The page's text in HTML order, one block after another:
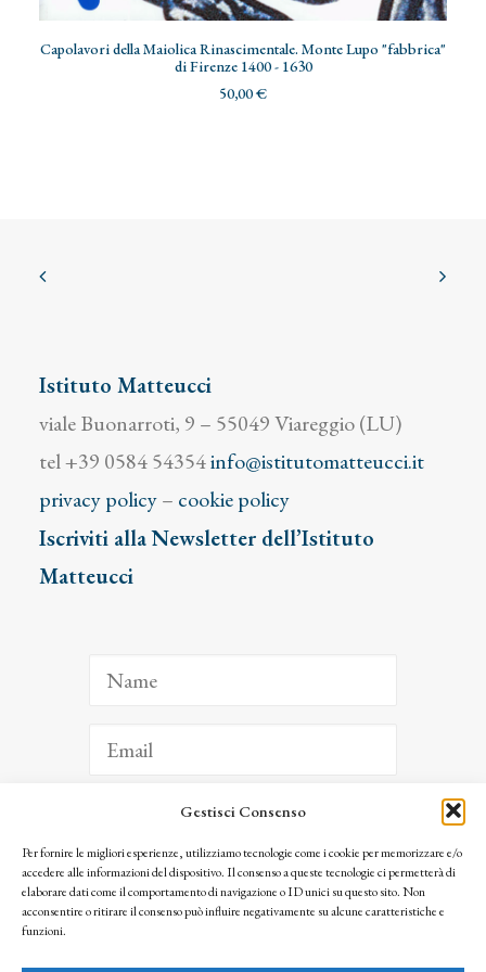
Gestisci Consenso
Per fornire le migliori esperienze, utilizziamo tecnologie come i cookie per memorizzare e/o
accedere alle informazioni del dispositivo. Il consenso a queste tecnologie ci permetterà di
elaborare dati come il comportamento di navigazione o ID unici su questo sito. Non
acconsentire o ritirare il consenso può influire negativamente su alcune caratteristiche e
funzioni.
AGGIUNGI AL CARRELLO
Capolavori della Maiolica Rinascimentale. Monte Lupo "fabbrica"
di Firenze 1400 - 1630
50,00€
Istituto Matteucci
viale Buonarroti, 9 – 55049 Viareggio (LU)
tel +39 0584 54354info@istitutomatteucci.it
privacy policy– cookie policy
Iscriviti alla Newsletter dell’Istituto
Matteucci
ISCRIVITI
Facendo clic per iscriverti, riconosci che le tue informazioni saranno trattate
seguendo la nostra Privacy Policy
© 2025 Istituto Matteucci. All right reserved
l’autorizzazione scritta dei proprietari dei diritti e dell’Istituto Matteucci